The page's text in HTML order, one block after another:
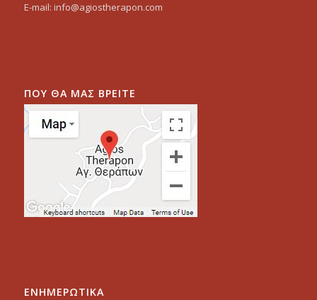
E-mail: info@agiostherapon.com
ΠΟΥ ΘΑ ΜΑΣ ΒΡΕΙΤΕ
ΕΝΗΜΕΡΩΤΙΚΑ